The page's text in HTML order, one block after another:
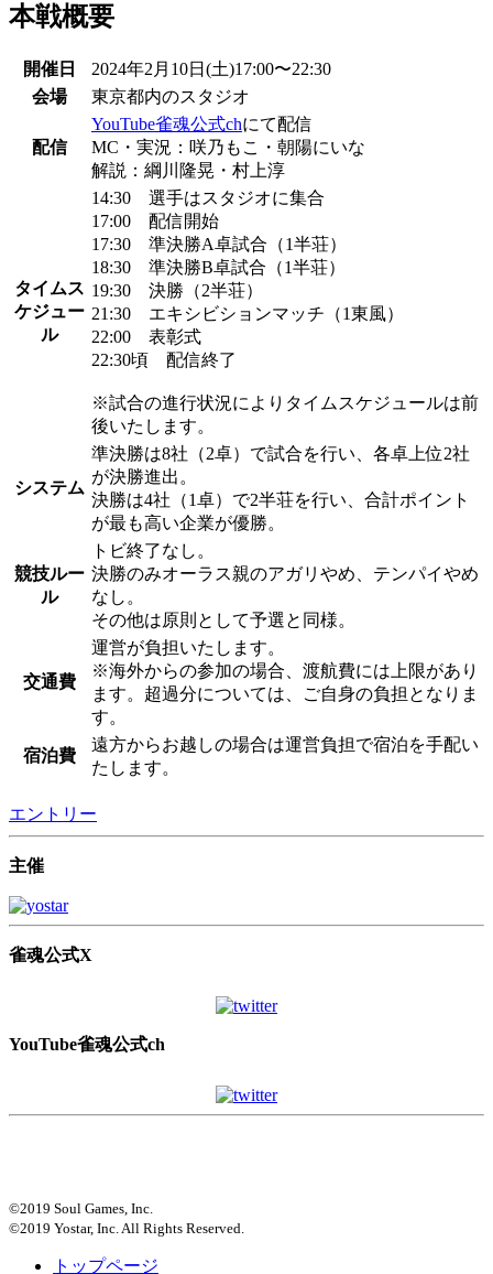
本戦概要
開催日
2024年2月10日(土)17:00〜22:30
会場
東京都内のスタジオ
配信
YouTube雀魂公式chにて配信
MC・実況：咲乃もこ・朝陽にいな
解説：綱川隆晃・村上淳
タイムス
ケジュー
ル
14:30 選手はスタジオに集合
17:00 配信開始
17:30 準決勝A卓試合（1半荘）
18:30 準決勝B卓試合（1半荘）
19:30 決勝（2半荘）
21:30 エキシビションマッチ（1東風）
22:00 表彰式
22:30頃 配信終了
※試合の進行状況によりタイムスケジュールは前
後いたします。
システム
準決勝は8社（2卓）で試合を行い、各卓上位2社
が決勝進出。
決勝は4社（1卓）で2半荘を行い、合計ポイント
が最も高い企業が優勝。
競技ルー
ル
トビ終了なし。
決勝のみオーラス親のアガリやめ、テンパイやめ
なし。
その他は原則として予選と同様。
交通費
運営が負担いたします。
※海外からの参加の場合、渡航費には上限があり
ます。超過分については、ご自身の負担となりま
す。
宿泊費
遠方からお越しの場合は運営負担で宿泊を手配い
たします。
エントリー
主催
雀魂公式X
YouTube雀魂公式ch
©2019 Soul Games, Inc.
©2019 Yostar, Inc. All Rights Reserved.
トップページ